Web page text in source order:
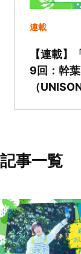
連載
【連載】
9回：幹
（
記事一覧